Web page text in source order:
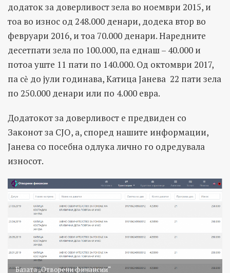
додаток за доверливост зела во ноември 2015, и
тоа во износ од 248.000 денари, додека втор во
февруари 2016, и тоа 70.000 денари. Наредните
десетпати зела по 100.000, па еднаш – 40.000 и
потоа уште 11 пати по 140.000. Од октомври 2017,
па сѐ до јули годинава, Катица Јанева 22 пати зела
по 250.000 денари или по 4.000 евра.
Додатокот за доверливост е предвиден со
Законот за СЈО, а, според нашите информации,
Јанева со посебна одлука лично го одредувала
износот.
Базата „Отворени финансии“